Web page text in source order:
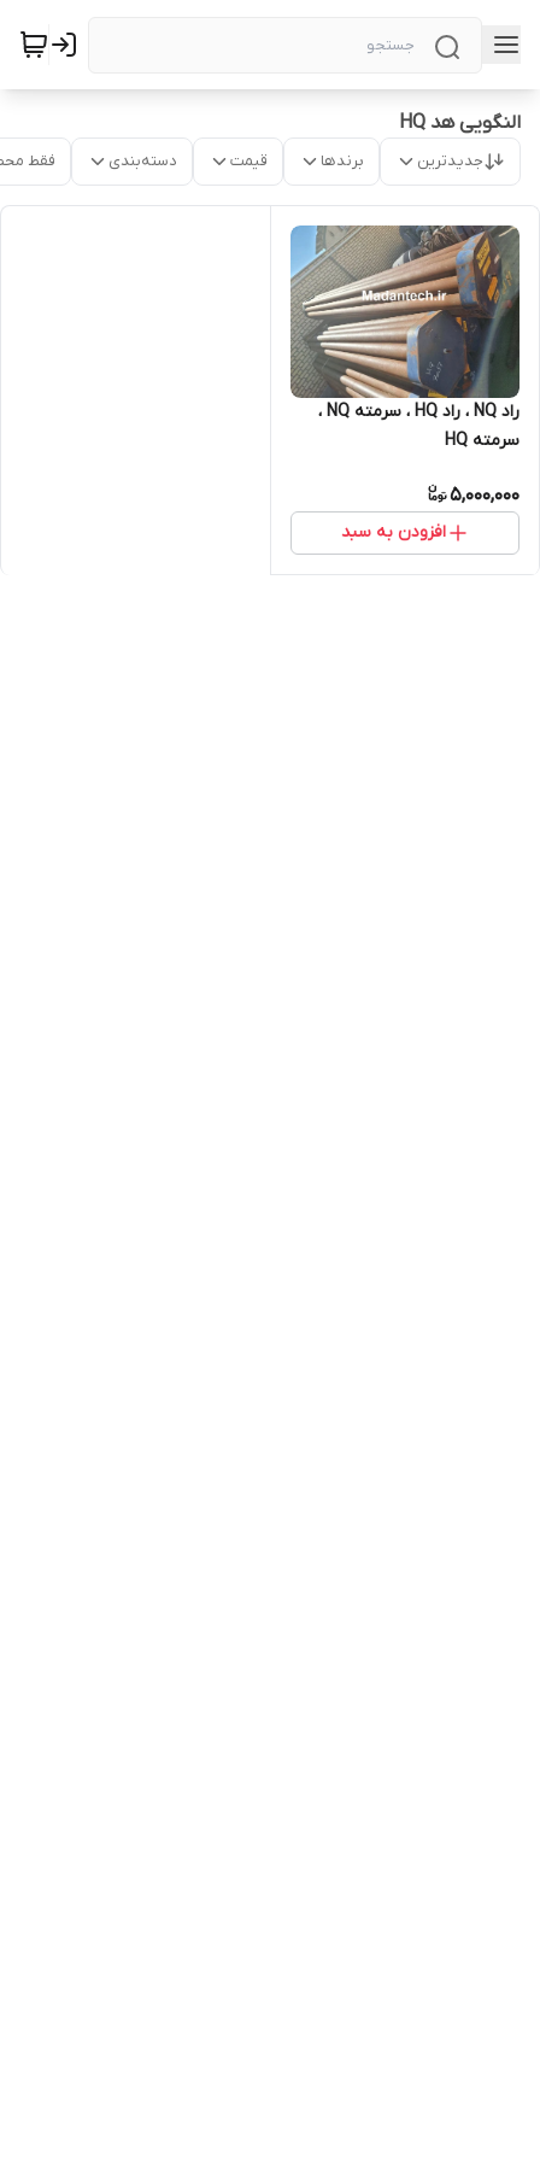
النگویی هد HQ
جدیدترین برندها قیمت دسته‌بندی فقط
راد NQ ، راد HQ ، سرمته NQ ،
سرمته HQ
5,000,000
افزودن به سبد